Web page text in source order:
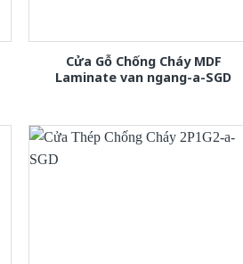
Cửa Gỗ Chống Cháy MDF
Laminate van ngang-a-SGD